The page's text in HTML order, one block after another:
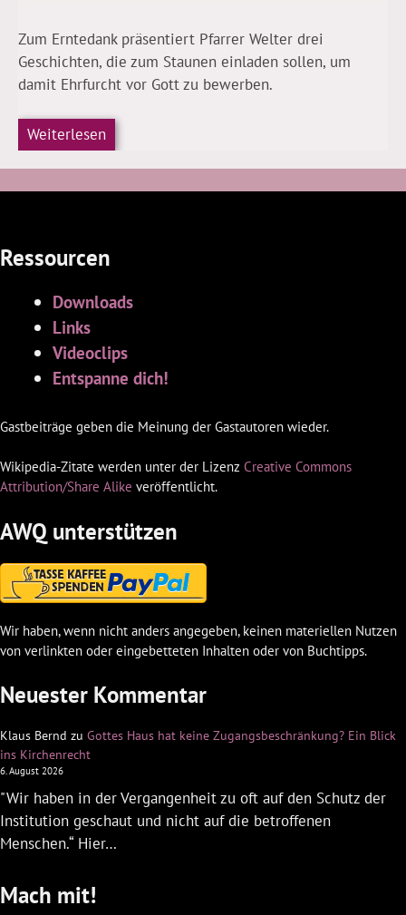
Zum Erntedank präsentiert Pfarrer Welter drei
Geschichten, die zum Staunen einladen sollen, um
damit Ehrfurcht vor Gott zu bewerben.
Weiterlesen
Ressourcen
Downloads
Links
Videoclips
Entspanne dich!
Gastbeiträge geben die Meinung der Gastautoren wieder.
Wikipedia-Zitate werden unter der Lizenz Creative Commons
Attribution/Share Alike veröffentlicht.
AWQ unterstützen
Wir haben, wenn nicht anders angegeben, keinen materiellen Nutzen
von verlinkten oder eingebetteten Inhalten oder von Buchtipps.
Neuester Kommentar
Klaus Bernd zu Gottes Haus hat keine Zugangsbeschränkung? Ein Blick
ins Kirchenrecht
6. August 2026
"Wir haben in der Vergangenheit zu oft auf den Schutz der
Institution geschaut und nicht auf die betroffenen
Menschen.“ Hier…
Mach mit!